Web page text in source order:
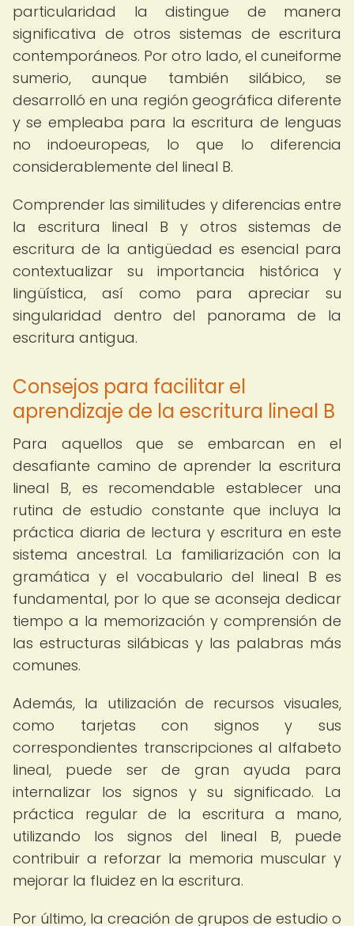
particularidad la distingue de manera
significativa de otros sistemas de escritura
contemporáneos. Por otro lado, el cuneiforme
sumerio, aunque también silábico, se
desarrolló en una región geográfica diferente
y se empleaba para la escritura de lenguas
no indoeuropeas, lo que lo diferencia
considerablemente del lineal B.
Comprender las similitudes y diferencias entre
la escritura lineal B y otros sistemas de
escritura de la antigüedad es esencial para
contextualizar su importancia histórica y
lingüística, así como para apreciar su
singularidad dentro del panorama de la
escritura antigua.
Consejos para facilitar el
aprendizaje de la escritura lineal B
Para aquellos que se embarcan en el
desafiante camino de aprender la escritura
lineal B, es recomendable establecer una
rutina de estudio constante que incluya la
práctica diaria de lectura y escritura en este
sistema ancestral. La familiarización con la
gramática y el vocabulario del lineal B es
fundamental, por lo que se aconseja dedicar
tiempo a la memorización y comprensión de
las estructuras silábicas y las palabras más
comunes.
Además, la utilización de recursos visuales,
como tarjetas con signos y sus
correspondientes transcripciones al alfabeto
lineal, puede ser de gran ayuda para
internalizar los signos y su significado. La
práctica regular de la escritura a mano,
utilizando los signos del lineal B, puede
contribuir a reforzar la memoria muscular y
mejorar la fluidez en la escritura.
Por último, la creación de grupos de estudio o